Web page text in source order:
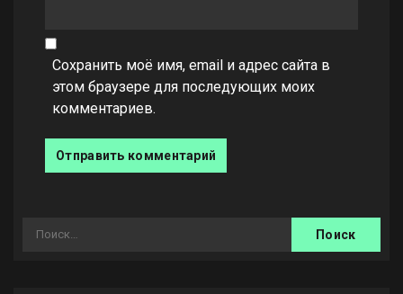
Сохранить моё имя, email и адрес сайта в
этом браузере для последующих моих
комментариев.
Найти: